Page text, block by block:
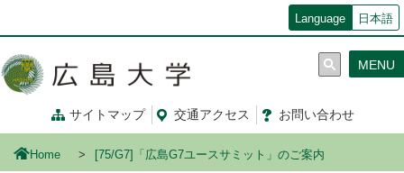
コ
ン
Language 日本語
サイトマップ 交通アクセス お問い合わせ
MENU
Home [75/G7]「広島G7ユースサミット」のご案内